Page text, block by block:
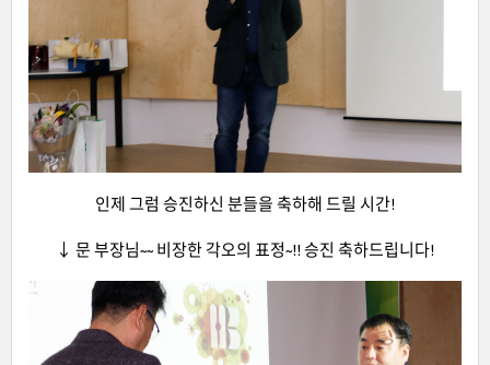
인제 그럼 승진하신 분들을 축하해 드릴 시간!
↓ 문 부장님~~ 비장한 각오의 표정~!! 승진 축하드립니다!